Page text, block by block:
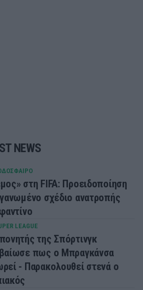
NEWS
στη FIFA: Προειδοποίηση
σχέδιο ανατροπής
LEAGUE
της Σπόρτινγκ
πως ο Μπραγκάνσα
- Παρακολουθεί στενά ο